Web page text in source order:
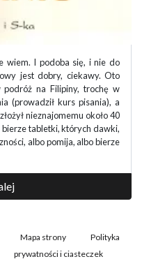
wiem. I podoba się, i nie do
jest dobry, ciekawy. Oto
na Filipiny, trochę w
(prowadził kurs pisania), a
nieznajomemu około 40
tabletki, których dawki,
albo pomija, albo bierze
Mapa strony
Polityka
prywatności i ciasteczek